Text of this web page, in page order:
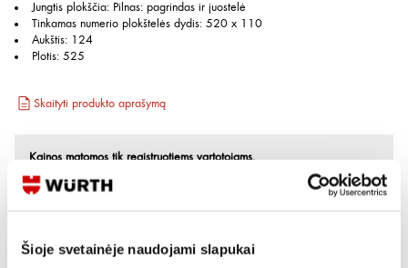
Šioje svetainėje naudojami slapukai
Jungtis plokščia: Pilnas: pagrindas ir juostelė
Tinkamas numerio plokštelės dydis: 520 x 110
Aukštis: 124
Plotis: 525
Skaityti produkto aprašymą
Kainos matomos tik registruotiems vartotojams.
Prisijungti / Registruotis